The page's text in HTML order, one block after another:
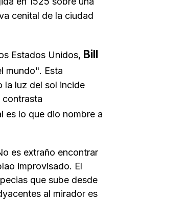
cenital de la ciudad
Estados Unidos, Bill
mundo". Esta
la luz del sol incide
contrasta
es lo que dio nombre a
es extraño encontrar
improvisado. El
que sube desde
al mirador es